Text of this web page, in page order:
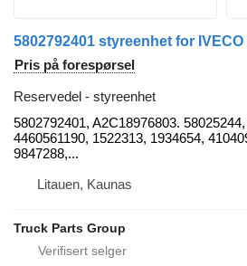
Pris på forespørsel
Reservedel - styreenhet
5802792401, A2C18976803.
4460561190, 1522313, 1934654,
9847288,...
Litauen, Kaunas
Truck Parts Group